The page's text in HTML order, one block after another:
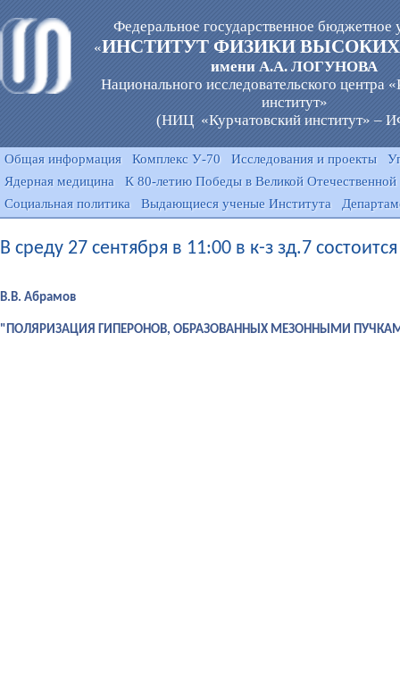
Федеральное государственное бюджетное
«ИНСТИТУТ ФИЗИКИ
имени А.А. ЛОГУНОВА
Национального исследовательского центра
институт»
(НИЦ «Курчатовский институт» –
Общая информация Комплекс У-70 Исследования и проекты
Ядерная медицина
К 80-летию Победы в Великой Отечественной
Социальная политика
Выдающиеся ученые Института
В среду 27 сентября в 11:00 в к-з зд.7
В.В. Абрамов
"ПОЛЯРИЗАЦИЯ ГИПЕРОНОВ, ОБРАЗОВАННЫХ МЕЗОННЫМИ